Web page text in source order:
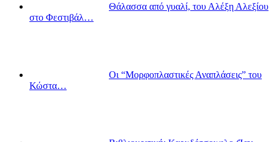
Θάλασσα από γυαλί, του Αλέξη Αλεξίου
στο Φεστιβάλ…
Οι “Μορφοπλαστικές Αναπλάσεις” του
Κώστα…